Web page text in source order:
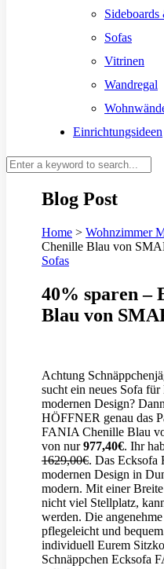
Sofas
Vitrinen
Wandregal
Einrichtungsideen
Blog Post
Home > Wohnzimmer
Chenille Blau von
Sofas
40% sparen –
Blau von
Achtung
sucht ein neues Sofa
modernen Design?
HÖFFNER genau das
FANIA Chenille Blau
von nur977,40€. Ihr
1629,00€. Das
modernen Design in
modern. Mit einer
nicht viel Stellplatz,
werden. Die
pflegeleicht und
individuell Eurem
Schnäppchen Ecksofa